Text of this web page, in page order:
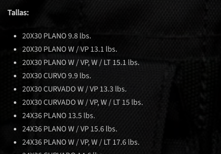
Tallas:
20X30 PLANO 9.8 lbs.
20X30 PLANO W / VP 13.1 lbs.
20X30 PLANO W / VP, W / LT 15.1 lbs.
20X30 CURVO 9.9 lbs.
20X30 CURVADO W / VP 13.3 lbs.
20X30 CURVADO W / VP, W / LT 15 lbs.
24X36 PLANO 13.5 lbs.
24X36 PLANO W / VP 15.6 lbs.
24X36 PLANO W / VP, W / LT 17.6 lbs.